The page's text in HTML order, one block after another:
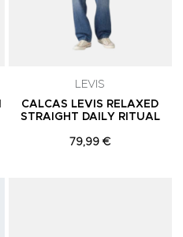
LEVIS
CALCAS LEVIS RELAXED
STRAIGHT DAILY RITUAL
79,99 €